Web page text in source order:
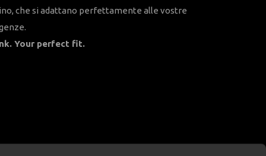
che si adattano perfettamente alle vostre
Your perfect fit.